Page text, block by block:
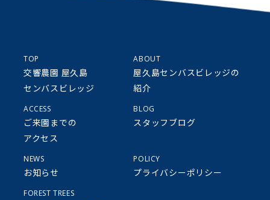
TOP
交響農園 屋久島
センバスビレッジ
ABOUT
屋久島センバスビレッジの
紹介
ACCESS
ご来園までの
アクセス
BLOG
スタッフブログ
NEWS
お知らせ
POLICY
プライバシーポリシー
FOREST TREES